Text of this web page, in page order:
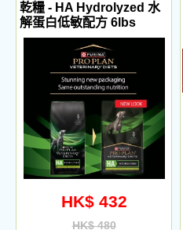
乾糧 - HA Hydrolyzed 水
解蛋白低敏配方 6lbs
HK$ 432
HK$ 480